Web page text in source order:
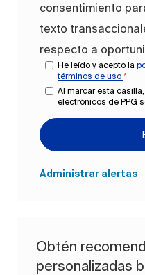
consentimiento
texto
respecto a
He leído y acepto la
términos de uso *
Al marcar esta
electrónicos de PPG
Administrar alertas
Obtén
personalizadas